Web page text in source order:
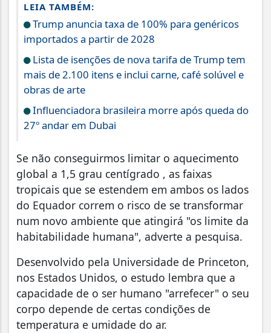
LEIA TAMBÉM:
Trump anuncia taxa de 100% para genéricos
importados a partir de 2028
Lista de isenções de nova tarifa de Trump tem
mais de 2.100 itens e inclui carne, café solúvel e
obras de arte
Influenciadora brasileira morre após queda do
27º andar em Dubai
Se não conseguirmos limitar o aquecimento
global a 1,5 grau centígrado , as faixas
tropicais que se estendem em ambos os lados
do Equador correm o risco de se transformar
num novo ambiente que atingirá "os limite da
habitabilidade humana", adverte a pesquisa.
Desenvolvido pela Universidade de Princeton,
nos Estados Unidos, o estudo lembra que a
capacidade de o ser humano "arrefecer" o seu
corpo depende de certas condições de
temperatura e umidade do ar.